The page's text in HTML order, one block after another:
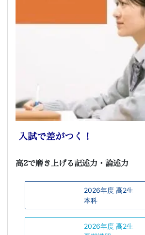
入試で差がつく！
高2で磨き上げる記述力・論述力
2026年度 高2生
本科
2026年度 高2生